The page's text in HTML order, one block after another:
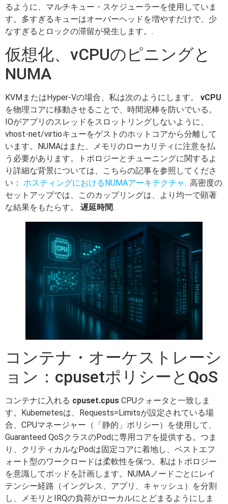
るように、マルチキュー・スケジューラーを使用していま
す。多すぎるキューはオーバーヘッドを増やすだけで、少
なすぎるとロックの滞留が発生します。.
仮想化、vCPUのピニングと
NUMA
KVMまたはHyper-Vの場合、私は次のようにします。 vCPU
を物理コアに移動させることで、時間泥棒を防いでいる。
IOがアプリのスレッドをスロットリングしないように、
vhost-net/virtioキューをゲストのホットコアから分離して
います。NUMAはまた、メモリのローカリティに注意を払
う必要があります。トポロジーとチューニングに関するよ
り詳細な背景については、こちらの記事を参照してくださ
い： ホスティングにおけるNUMAアーキテクチャ. .高密度の
セットアップでは、このカップリングは、より均一で顕著
な結果をもたらす。 遅延時間.
コンテナ・オーケストレーシ
ョン：cpusetポリシーとQoS
コンテナに入れる cpuset.cpus CPUクォータと一致しま
す。Kubernetesは、Requests=Limitsが設定されている場
合、CPUマネージャー（「静的」ポリシー）を使用して、
Guaranteed QoSクラスのPodに専用コアを提供する。つま
り、クリティカルなPodは固定コアに着地し、ベストエフ
ォート型のワークロードは柔軟性を保つ。私はトポロジー
を意識してポッドを計画します。NUMAノードごとにレイ
テンシー経路（イングレス、アプリ、キャッシュ）を分割
し、メモリとIRQの負荷がローカルにとどまるようにしま